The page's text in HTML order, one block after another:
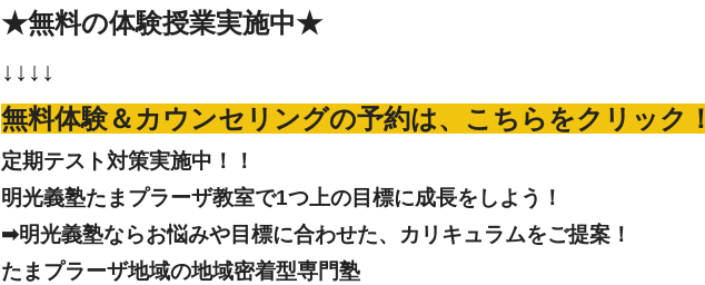
★無料の体験授業実施中★
↓↓↓↓
無料体験＆カウンセリングの予約は、こちらをクリック！
定期テスト対策実施中！！
明光義塾たまプラーザ教室で1つ上の目標に成長をしよう！
➡明光義塾ならお悩みや目標に合わせた、カリキュラムをご提案！
たまプラーザ地域の地域密着型専門塾